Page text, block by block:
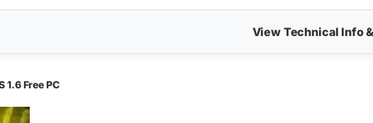
View Technical Info
1.6 Free PC